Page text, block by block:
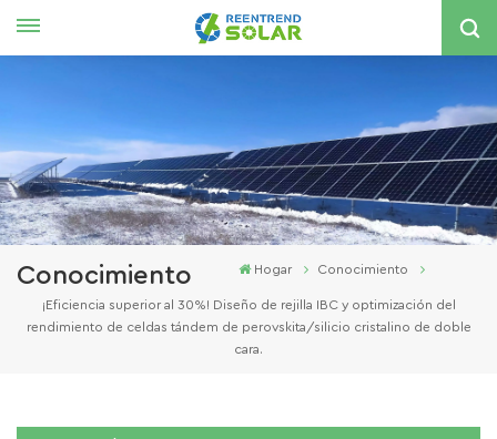
국의
Conocimiento Hogar Conocimiento
¡Eficiencia superior al 30%! Diseño de rejilla IBC y optimización del
rendimiento de celdas tándem de perovskita/silicio cristalino de doble
cara.